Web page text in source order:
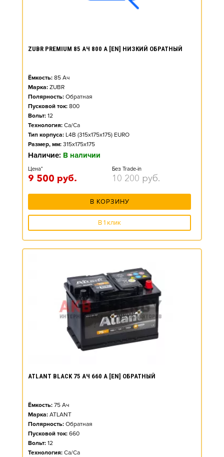
ZUBR PREMIUM 85 АЧ 800 А [EN] НИЗКИЙ ОБРАТНЫЙ
Ёмкость: 85 Ач
Марка: ZUBR
Полярность: Обратная
Пусковой ток: 800
Вольт: 12
Технология: Ca/Ca
Тип корпуса: L4B (315x175x175) EURO
Размер, мм: 315x175x175
Наличие: В наличии
Цена*
9 500 руб.
Без Trade-in
10 200 руб.
В КОРЗИНУ
В 1 клик
ATLANT BLACK 75 АЧ 660 А [EN] ОБРАТНЫЙ
Ёмкость: 75 Ач
Марка: ATLANT
Полярность: Обратная
Пусковой ток: 660
Вольт: 12
Технология: Ca/Ca